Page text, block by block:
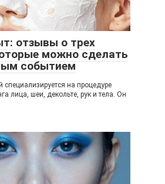
отзывы о трех
можно сделать
событием
специализируется на процедуре
лица, шеи, декольте, рук и тела. Он